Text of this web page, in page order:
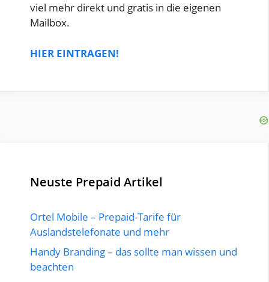
viel mehr direkt und gratis in die eigenen
Mailbox.
HIER EINTRAGEN!
Neuste Prepaid Artikel
Ortel Mobile – Prepaid-Tarife für
Auslandstelefonate und mehr
Handy Branding – das sollte man wissen und
beachten